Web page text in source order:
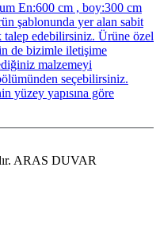
En:600 cm , boy:300 cm
şablonunda yer alan sabit
talep edebilirsiniz. Ürüne özel
de bizimle iletişime
malzemeyi
seçebilirsiniz.
yüzey yapısına göre
ARAS DUVAR